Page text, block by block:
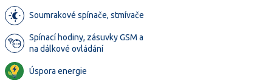
Soumrakové spínače, stmívače
Spínací hodiny, zásuvky GSM a
na dálkové ovládání
Úspora energie